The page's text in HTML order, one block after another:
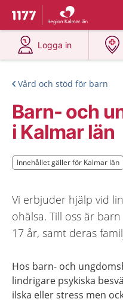
Till startsidan för 1177
Du har valt region
Logga in
på 1177.se
Vård och stöd för barn
Barn- och
i Kalmar län
Innehållet gäller för Kalmar län
Innehållet gäller för Kalmar län
Vi erbjuder hjälp vid
ohälsa. Till oss är
17 år, samt deras
Hos barn- och
lindrigare psykiska
ilska eller stress men